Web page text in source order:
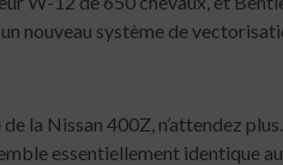
nouveau système de
la Nissan 400Z, n’attendez
essentiellement identique